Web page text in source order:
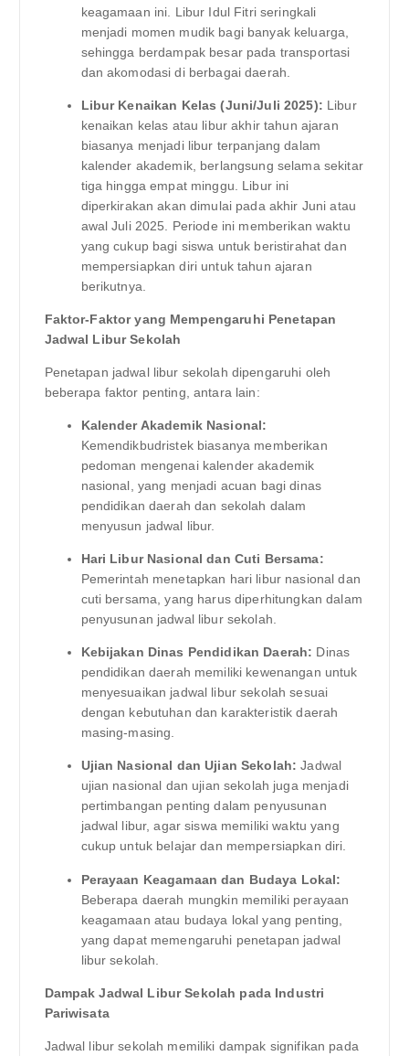
keagamaan ini. Libur Idul Fitri seringkali
menjadi momen mudik bagi banyak keluarga,
sehingga berdampak besar pada transportasi
dan akomodasi di berbagai daerah.
Libur Kenaikan Kelas (Juni/Juli 2025): Libur
kenaikan kelas atau libur akhir tahun ajaran
biasanya menjadi libur terpanjang dalam
kalender akademik, berlangsung selama sekitar
tiga hingga empat minggu. Libur ini
diperkirakan akan dimulai pada akhir Juni atau
awal Juli 2025. Periode ini memberikan waktu
yang cukup bagi siswa untuk beristirahat dan
mempersiapkan diri untuk tahun ajaran
berikutnya.
Faktor-Faktor yang Mempengaruhi Penetapan
Jadwal Libur Sekolah
Penetapan jadwal libur sekolah dipengaruhi oleh
beberapa faktor penting, antara lain:
Kalender Akademik Nasional:
Kemendikbudristek biasanya memberikan
pedoman mengenai kalender akademik
nasional, yang menjadi acuan bagi dinas
pendidikan daerah dan sekolah dalam
menyusun jadwal libur.
Hari Libur Nasional dan Cuti Bersama:
Pemerintah menetapkan hari libur nasional dan
cuti bersama, yang harus diperhitungkan dalam
penyusunan jadwal libur sekolah.
Kebijakan Dinas Pendidikan Daerah: Dinas
pendidikan daerah memiliki kewenangan untuk
menyesuaikan jadwal libur sekolah sesuai
dengan kebutuhan dan karakteristik daerah
masing-masing.
Ujian Nasional dan Ujian Sekolah: Jadwal
ujian nasional dan ujian sekolah juga menjadi
pertimbangan penting dalam penyusunan
jadwal libur, agar siswa memiliki waktu yang
cukup untuk belajar dan mempersiapkan diri.
Perayaan Keagamaan dan Budaya Lokal:
Beberapa daerah mungkin memiliki perayaan
keagamaan atau budaya lokal yang penting,
yang dapat memengaruhi penetapan jadwal
libur sekolah.
Dampak Jadwal Libur Sekolah pada Industri
Pariwisata
Jadwal libur sekolah memiliki dampak signifikan pada